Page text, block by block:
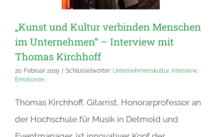
„Kunst und Kultur verbinden Menschen
im Unternehmen“ – Interview mit
Thomas Kirchhoff
20. Februar 2019 Schlüsselwörter: Unternehmenskultur, Interview,
Emotionen
Thomas Kirchhoff, Gitarrist, Honorarprofessor an
der Hochschule für Musik in Detmold und